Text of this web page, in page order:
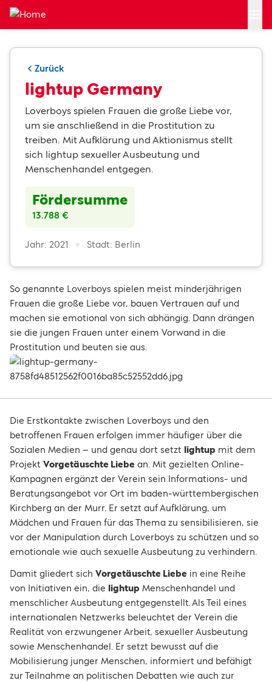
Zum Hauptinhalt springen
Zurück
lightup Germany
Loverboys spielen Frauen die große Liebe vor,
um sie anschließend in die Prostitution zu
treiben. Mit Aufklärung und Aktionismus stellt
sich lightup sexueller Ausbeutung und
Menschenhandel entgegen.
Fördersumme
13.788 €
Jahr: 2021 Stadt: Berlin
So genannte Loverboys spielen meist minderjährigen
Frauen die große Liebe vor, bauen Vertrauen auf und
machen sie emotional von sich abhängig. Dann drängen
sie die jungen Frauen unter einem Vorwand in die
Prostitution und beuten sie aus.
Die Erstkontakte zwischen Loverboys und den
betroffenen Frauen erfolgen immer häufiger über die
Sozialen Medien – und genau dort setzt lightup mit dem
Projekt Vorgetäuschte Liebe an. Mit gezielten Online-
Kampagnen ergänzt der Verein sein Informations- und
Beratungsangebot vor Ort im baden-württembergischen
Kirchberg an der Murr. Er setzt auf Aufklärung, um
Mädchen und Frauen für das Thema zu sensibilisieren, sie
vor der Manipulation durch Loverboys zu schützen und so
emotionale wie auch sexuelle Ausbeutung zu verhindern.
Damit gliedert sich Vorgetäuschte Liebe in eine Reihe
von Initiativen ein, die lightup Menschenhandel und
menschlicher Ausbeutung entgegenstellt. Als Teil eines
internationalen Netzwerks beleuchtet der Verein die
Realität von erzwungener Arbeit, sexueller Ausbeutung
sowie Menschenhandel. Er setzt bewusst auf die
Mobilisierung junger Menschen, informiert und befähigt
zur Teilnahme an politischen Debatten wie auch zur